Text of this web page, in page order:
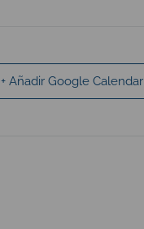
+ Añadir Google Calendar